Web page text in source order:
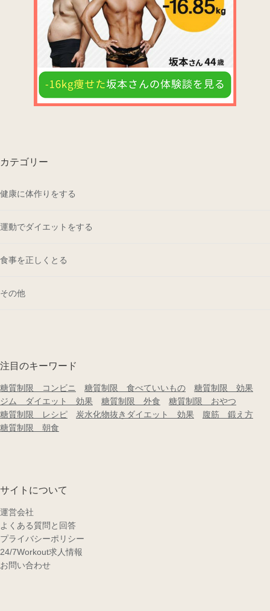
カテゴリー
健康に体作りをする
運動でダイエットをする
食事を正しくとる
その他
注目のキーワード
糖質制限 コンビニ 糖質制限 食べていいもの
糖質制限 効果
ジム ダイエット 効果
糖質制限 外食
糖質制限 おやつ
糖質制限 レシピ
炭水化物抜きダイエット 効果
腹筋 鍛え方
糖質制限 朝食
サイトについて
運営会社
よくある質問と回答
プライバシーポリシー
24/7Workout求人情報
お問い合わせ